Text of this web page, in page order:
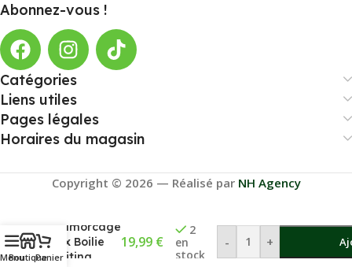
Abonnez-vous !
Catégories
Liens utiles
Pages légales
Horaires du magasin
Copyright © 2026 — Réalisé par NH Agency
Menu
BoutiquePanier
D’amorcage
Fox Boilie
Baiting
19,99 €
2
en
stock
- +